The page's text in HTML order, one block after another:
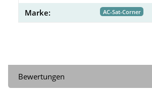
Marke: AC-Sat-Corner
Bewertungen